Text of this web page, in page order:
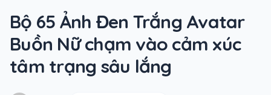
Bộ 65 Ảnh Đen Trắng Avatar
Buồn Nữ chạm vào cảm xúc
tâm trạng sâu lắng